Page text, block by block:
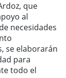
que
al
necesidades
se elaborarán
para
todo el